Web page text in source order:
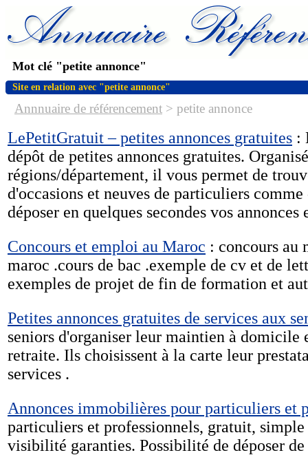
Mot clé "petite annonce"
Site en relation avec "petite annonce"
Annnuaire de référencement > petite annonce
LePetitGratuit – petites annonces gratuites :
dépôt de petites annonces gratuites.
régions/département, il vous permet de
d'occasions et neuves de particuliers
déposer en quelques secondes vos annonces
Concours et emploi au Maroc : concours au
maroc .cours de bac .exemple de cv et de
exemples de projet de fin de formation et
Petites annonces gratuites de services aux
seniors d'organiser leur maintien à domicile
retraite. Ils choisissent à la carte leur
services .
Annonces immobilières pour particuliers et
particuliers et professionnels, gratuit,
visibilité garanties. Possibilité de déposer